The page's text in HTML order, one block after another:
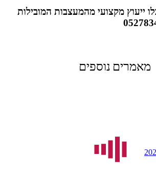
ייעוץ מקצועי מהמעצבות המובילות
מאמרים נוספים